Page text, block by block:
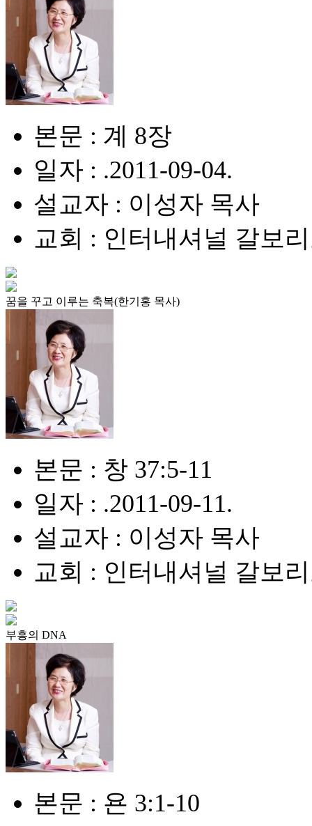
본문 : 계 8장
일자 : .2011-09-04.
설교자 : 이성자 목사
교회 : 인터내셔널 갈보
꿈을 꾸고 이루는 축복(한기홍 목사)
본문 : 창 37:5-11
일자 : .2011-09-11.
설교자 : 이성자 목사
교회 : 인터내셔널 갈보
부흥의 DNA
본문 : 욘 3:1-10